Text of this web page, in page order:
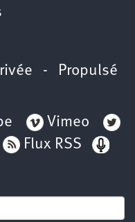
- Propulsé
Vimeo
Flux RSS